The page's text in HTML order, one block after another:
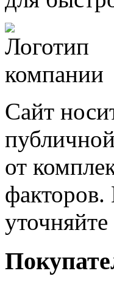
Сайт
от